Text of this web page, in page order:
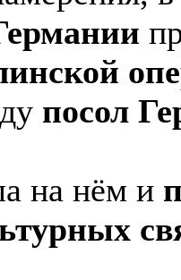
посол
на нём и